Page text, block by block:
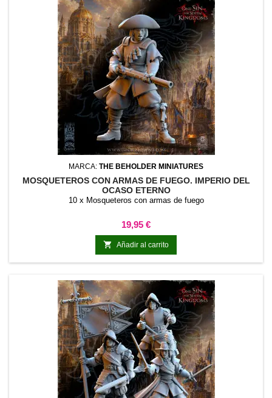
MARCA: THE BEHOLDER MINIATURES
MOSQUETEROS CON ARMAS DE FUEGO. IMPERIO DEL
OCASO ETERNO
10 x Mosqueteros con armas de fuego
Precio
19,95 €
 Añadir al carrito